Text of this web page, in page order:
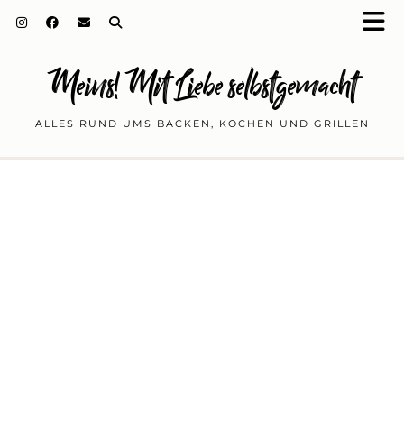
Meins! Mit Liebe selbstgemacht
ALLES RUND UMS BACKEN, KOCHEN UND GRILLEN